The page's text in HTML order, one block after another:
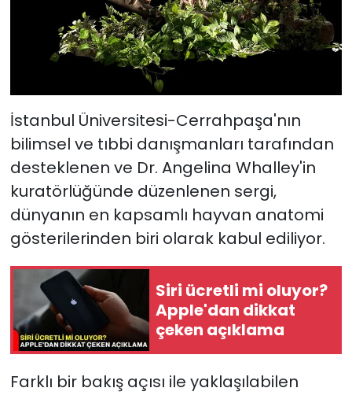
İstanbul Üniversitesi-Cerrahpaşa'nın
bilimsel ve tıbbi danışmanları tarafından
desteklenen ve Dr. Angelina Whalley'in
kuratörlüğünde düzenlenen sergi,
dünyanın en kapsamlı hayvan anatomi
gösterilerinden biri olarak kabul ediliyor.
Siri ücretli mi oluyor?
Apple'dan dikkat
çeken açıklama
Farklı bir bakış açısı ile yaklaşılabilen